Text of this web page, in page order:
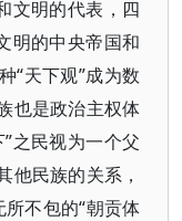
文明的代表，四
明的中央帝国和
“天下观”成为数
也是政治主权体
之民视为一个父
他民族的关系，
所不包的“朝贡体